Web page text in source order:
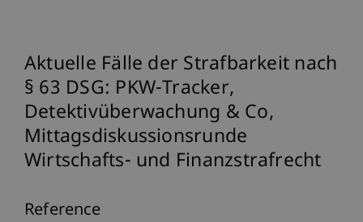
Aktuelle Fälle der Strafbarkeit nach
§ 63 DSG: PKW-Tracker,
Detektivüberwachung & Co,
Mittagsdiskussionsrunde
Wirtschafts- und Finanzstrafrecht
Reference